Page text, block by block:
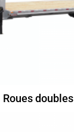
Roues doubles